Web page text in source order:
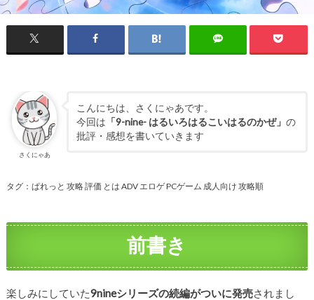
さくにゃあ
こんにちは、さくにゃあです。
今回は 「9-nine- はるいろはるこいはるのかぜ」 の
批評・感想を書いていきます
タグ：ぱれっと 攻略 評価 とは ADV エロゲ PCゲーム 成人向け 攻略順
前書き
楽しみにしていた9nineシリーズの続編がついに発売されまし